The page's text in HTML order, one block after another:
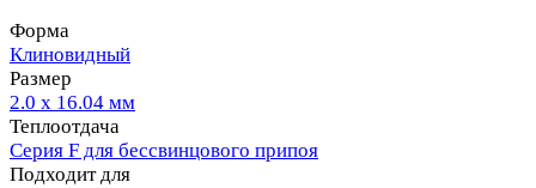
Форма
Клиновидный
Размер
2.0 х 16.04 мм
Теплоотдача
Серия F для бессвинцового припоя
Подходит для